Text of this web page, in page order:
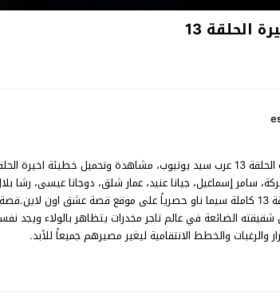
13
من خطيئة اخيرة الحلقة 13 كاملة سيما ناو حصرياً على موقع قصة
الضائعة في عالم تاجر مخدرات يتظاهر بالولاء ويجد
والرغبات والخطط الانتقامية ليغير مصيرهم جميعاً للأبد.